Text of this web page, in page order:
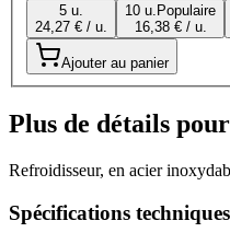
5 u.
24,27 € / u.
10 u. Populaire
16,38 € / u.
Ajouter au panier
Plus de détails
Refroidisseur, en acier
Spécifications techniques